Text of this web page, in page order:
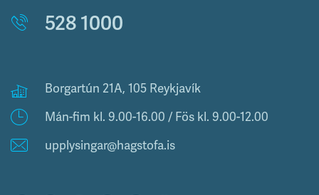
528 1000
Borgartún 21A, 105 Reykjavík
Mán-fim kl. 9.00-16.00 / Fös kl. 9.00-12.00
upplysingar@hagstofa.is